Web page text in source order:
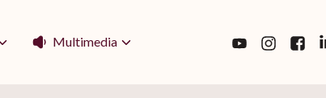
Multimedia